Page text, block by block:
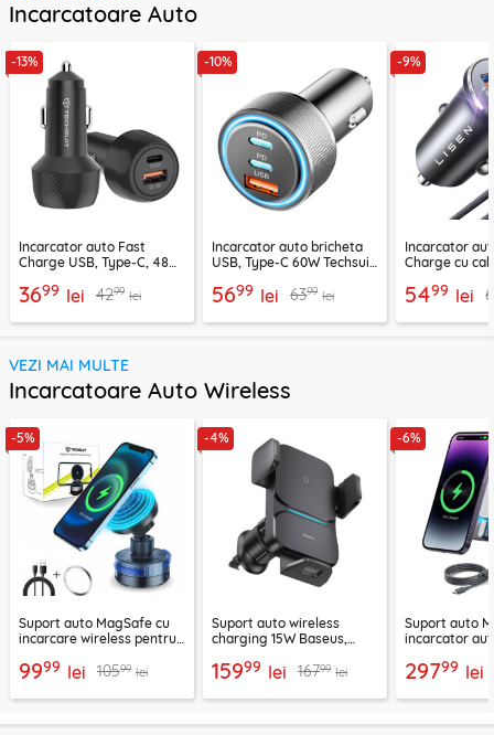
Incarcatoare Auto
-13%
Incarcator auto Fast
Charge USB, Type-C, 48W
3699 lei 4299 lei
-10%
Incarcator auto bricheta
USB, Type-C 60W Techsuit
5699 lei 6399 lei
-9%
Incarcator
Charge cu
5499 lei
VEZI MAI MULTE
Incarcatoare Auto Wireless
-5%
Suport auto MagSafe cu
incarcare wireless pentru
ChargeMagX HOLD253
9999 lei 10599 lei
-4%
Suport auto wireless
charging 15W Baseus,
15999 lei 16799 lei
-6%
Suport auto
incarcator
29799 lei